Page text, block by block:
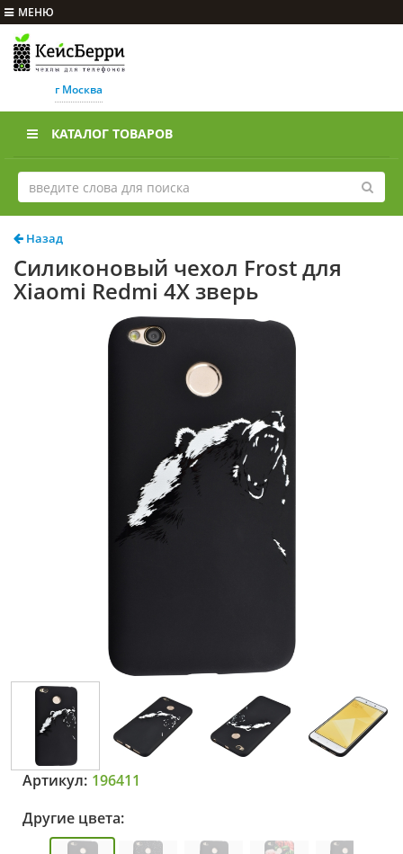
МЕНЮ
г Москва
КАТАЛОГ ТОВАРОВ
Назад
Силиконовый чехол Frost для
Xiaomi Redmi 4X зверь
Артикул: 196411
Другие цвета: